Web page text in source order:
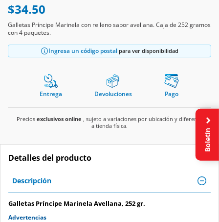
$34.50
Galletas Príncipe Marinela con relleno sabor avellana. Caja de 252 gramos
con 4 paquetes.
Ingresa un código postal para ver disponibilidad
Entrega Devoluciones Pago
Precios exclusivos online , sujeto a variaciones por ubicación y diferente
a tienda física.
Detalles del producto
Descripción
Galletas Príncipe Marinela Avellana, 252 gr.
Advertencias
Boletín